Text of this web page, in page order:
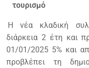
τουρισμό
H νέα κλαδική
διάρκεια 2 έτη και
01/01/2025 5% και
προβλέπει τη